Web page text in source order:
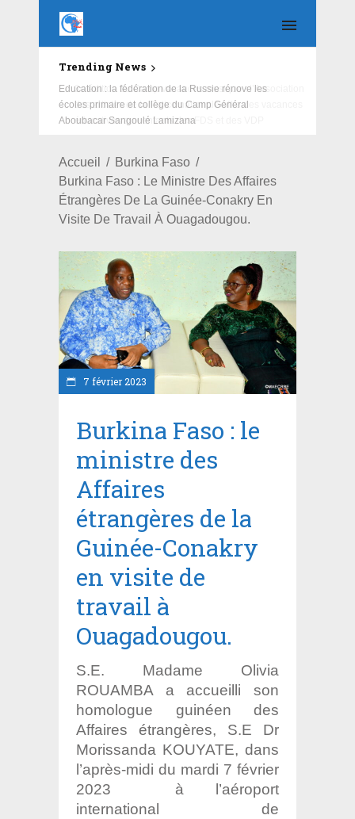
Trending News
Education : la fédération de la Russie rénove les
écoles primaire et collège du Camp Général
Aboubacar Sangoulé Lamizana
Accueil
Burkina Faso
Burkina Faso : Le Ministre Des Affaires
Étrangères De La Guinée-Conakry En
Visite De Travail À Ouagadougou.
7 février 2023
Burkina Faso : le
ministre des
Affaires
étrangères de la
Guinée-Conakry
en visite de
travail à
Ouagadougou.
S.E. Madame Olivia
ROUAMBA a accueilli son
homologue guinéen des
Affaires étrangères, S.E Dr
Morissanda KOUYATE, dans
l’après-midi du mardi 7 février
2023 à l’aéroport
international de